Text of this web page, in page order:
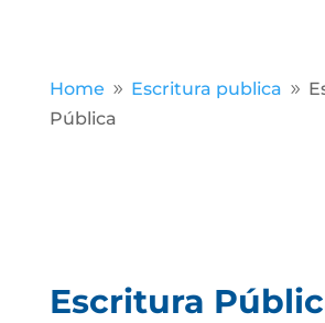
Home 9 Escritura publica 9
Pública
Escritura